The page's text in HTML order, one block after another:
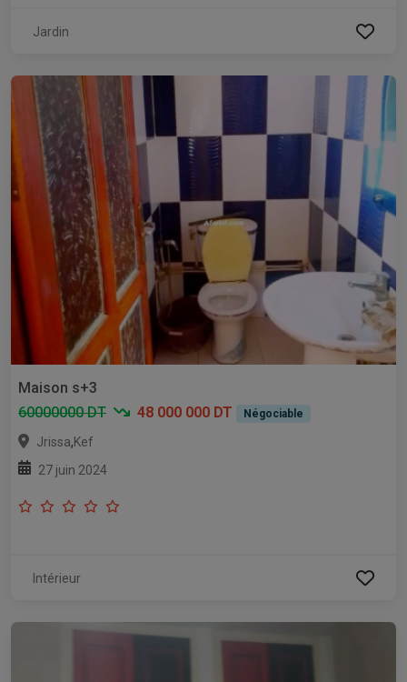
Jardin
Maison s+3
60000000 DT
48 000 000 DT Négociable
Jrissa,Kef
27 juin 2024
Intérieur